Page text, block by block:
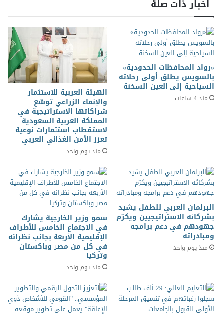
اخبار ذات صلة
«رواد المحافظات الحدودية»
بالسويس يطلق أولى رحلاته
السياحية إلى العين السخنة
منذ 4 ساعات الهيئة العربية للاستثمار
والإنماء الزراعي توسّع
شراكاتها الاستراتيجية في
المملكة العربية السعودية
لاستقطاب استثمارات نوعية
تعزز الأمن الغذائي العربي
منذ يوم واحد
البرلمان العربي للطفل يشيد
بشركائه الاستراتيجيين ويكرّم
جهودهم في دعم برامجه
ومبادراته
منذ يوم واحد
سمو وزير الخارجية يشارك
في الاجتماع الخامس للأطراف
الإقليمية الأربعة بجانب نظرائه
في كل من مصر وباكستان
وتركيا
منذ يوم واحد